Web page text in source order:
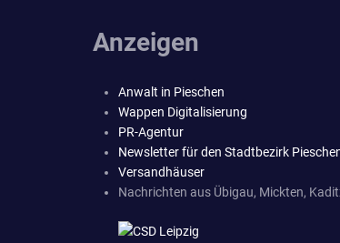
Anzeigen
Anwalt in Pieschen
Wappen Digitalisierung
PR-Agentur
Newsletter für den Stadtbezirk
Versandhäuser
Nachrichten aus Übigau, Mickten,